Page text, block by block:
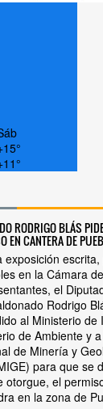
15°
11°
RODRIGO BLÁS
EN CANTERA DE
exposición
en la Cámara de
el
Rodrigo
al Ministerio de
de Ambiente y
de Minería y
para que se
otorgue, el
en la zona de